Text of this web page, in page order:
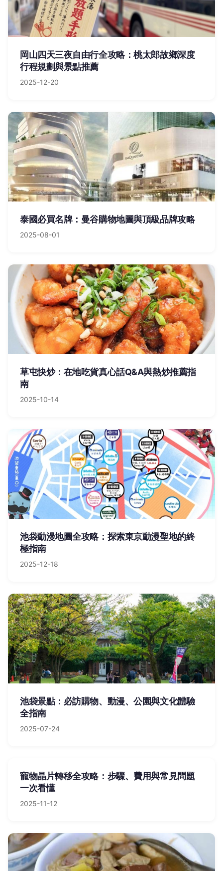
岡山四天三夜自由行全攻略：桃太郎故鄉深度
行程規劃與景點推薦
2025-12-20
泰國必買名牌：曼谷購物地圖與頂級品牌攻略
2025-08-01
草屯快炒：在地吃貨真心話Q&A與熱炒推薦指
南
2025-10-14
池袋動漫地圖全攻略：探索東京動漫聖地的終
極指南
2025-12-18
池袋景點：必訪購物、動漫、公園與文化體驗
全指南
2025-07-24
寵物晶片轉移全攻略：步驟、費用與常見問題
一次看懂
2025-11-12